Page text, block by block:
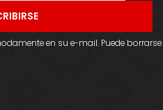
en su e-mail. Puede borrarse